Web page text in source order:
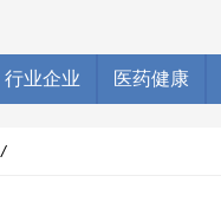
行业企业 医药健康
/